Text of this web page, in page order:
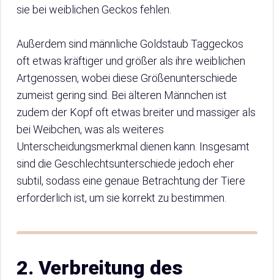
sie bei weiblichen Geckos fehlen.
Außerdem sind männliche Goldstaub Taggeckos
oft etwas kräftiger und größer als ihre weiblichen
Artgenossen, wobei diese Größenunterschiede
zumeist gering sind. Bei älteren Männchen ist
zudem der Kopf oft etwas breiter und massiger als
bei Weibchen, was als weiteres
Unterscheidungsmerkmal dienen kann. Insgesamt
sind die Geschlechtsunterschiede jedoch eher
subtil, sodass eine genaue Betrachtung der Tiere
erforderlich ist, um sie korrekt zu bestimmen.
2. Verbreitung des